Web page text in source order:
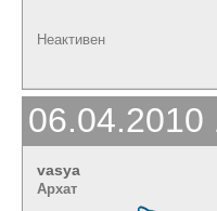
Неактивен
06.04.2010
vasya
Архат